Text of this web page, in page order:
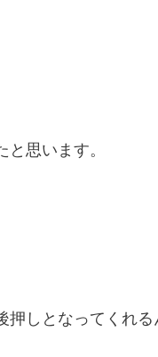
思います。
しとなってくれる